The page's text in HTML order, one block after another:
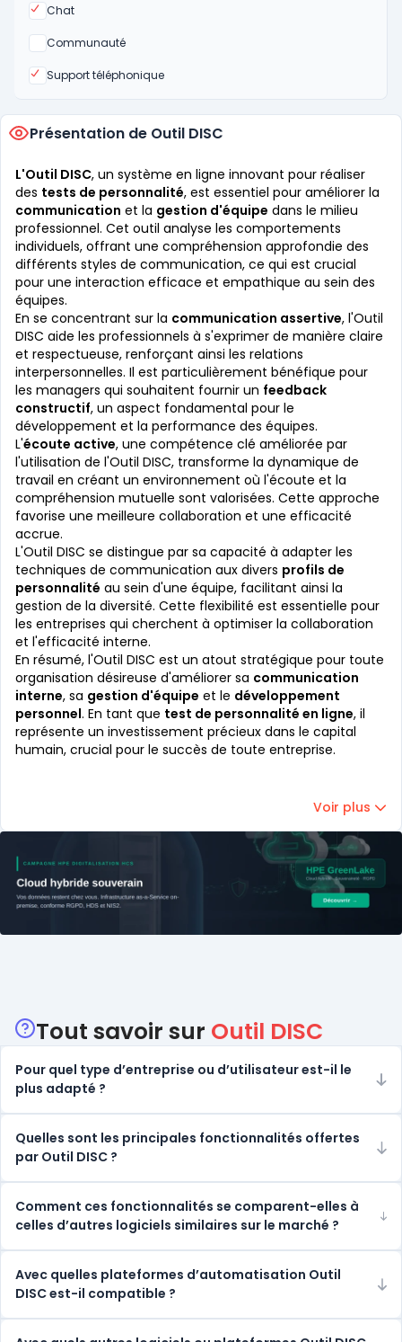
Chat
Oui
Communauté
Non
Support téléphonique
Oui
Présentation de Outil DISC
L'Outil DISC, un système en ligne innovant pour réaliser
des tests de personnalité, est essentiel pour améliorer la
communication et la gestion d'équipe dans le milieu
professionnel. Cet outil analyse les comportements
individuels, offrant une compréhension approfondie des
différents styles de communication, ce qui est crucial
pour une interaction efficace et empathique au sein des
équipes.
En se concentrant sur la communication assertive, l'Outil
DISC aide les professionnels à s'exprimer de manière claire
et respectueuse, renforçant ainsi les relations
interpersonnelles. Il est particulièrement bénéfique pour
les managers qui souhaitent fournir un feedback
constructif, un aspect fondamental pour le
développement et la performance des équipes.
L'écoute active, une compétence clé améliorée par
l'utilisation de l'Outil DISC, transforme la dynamique de
travail en créant un environnement où l'écoute et la
compréhension mutuelle sont valorisées. Cette approche
favorise une meilleure collaboration et une efficacité
accrue.
L'Outil DISC se distingue par sa capacité à adapter les
techniques de communication aux divers profils de
personnalité au sein d'une équipe, facilitant ainsi la
gestion de la diversité. Cette flexibilité est essentielle pour
les entreprises qui cherchent à optimiser la collaboration
et l'efficacité interne.
En résumé, l'Outil DISC est un atout stratégique pour toute
organisation désireuse d'améliorer sa communication
interne, sa gestion d'équipe et le développement
personnel. En tant que test de personnalité en ligne, il
représente un investissement précieux dans le capital
humain, crucial pour le succès de toute entreprise.
Voir plus
Catégories
Tout savoir sur Outil DISC
Pour quel type d’entreprise ou d’utilisateur est-il le
plus adapté ?
Quelles sont les principales fonctionnalités offertes
par Outil DISC ?
Comment ces fonctionnalités se comparent-elles à
celles d’autres logiciels similaires sur le marché ?
Avec quelles plateformes d’automatisation Outil
DISC est-il compatible ?